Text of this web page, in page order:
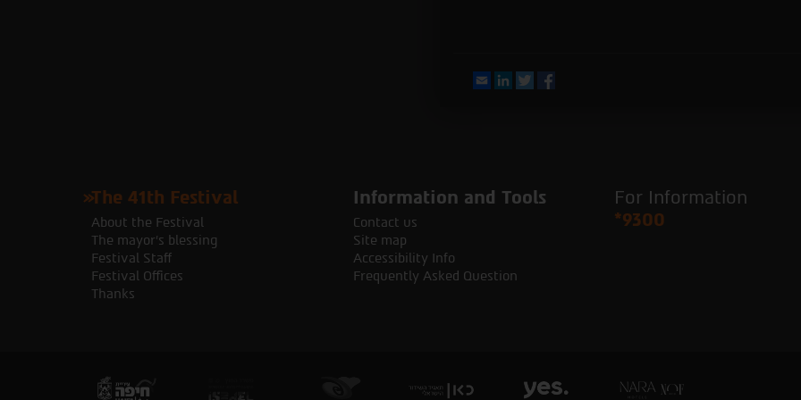
EmailLinkedInTwitter
The 41th Festival
About the Festival
The mayor's blessing
Festival Staff
Festival Offices
Thanks
Information and Tools
Contact us
Site map
Accessibility Info
Frequently Asked Question
For Information
*9300